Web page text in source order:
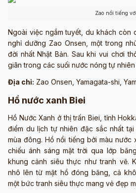
Zao nổi tiếng
Ngoài việc ngắm tuyết, du khách còn
nghỉ dưỡng Zao Onsen, một trong
đời nhất Nhật Bản. Sau khi vui chơi
giãn trong các suối nước nóng tự
Địa chỉ: Zao Onsen, Yamagata-shi,
Hồ nước xanh Biei
Hồ Nước Xanh ở thị trấn Biei, tỉnh
điểm du lịch tự nhiên đặc sắc nhất
mùa đông. Hồ nổi tiếng bởi màu nước
chiếu ánh sáng mặt trời qua lớp
khung cảnh siêu thực như tranh vẽ.
nhô lên từ mặt hồ đóng băng, cả
một bức tranh siêu thực mang vẻ đẹp